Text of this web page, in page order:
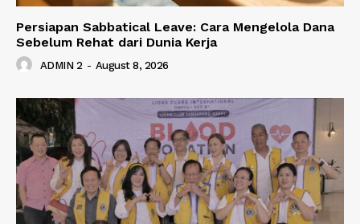
Persiapan Sabbatical Leave: Cara Mengelola Dana
Sebelum Rehat dari Dunia Kerja
ADMIN 2 - August 8, 2026